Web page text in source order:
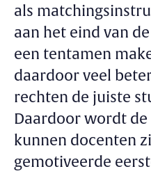
als
aan het eind van
een tentamen
daardoor veel
rechten de juiste
Daardoor wordt
kunnen docenten
gemotiveerde